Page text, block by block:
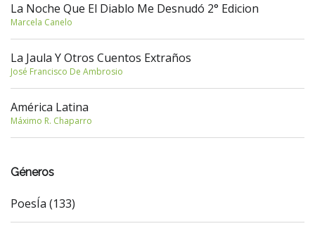
La Noche Que El Diablo Me Desnudó 2° Edicion
Marcela Canelo
La Jaula Y Otros Cuentos Extraños
José Francisco De Ambrosio
América Latina
Máximo R. Chaparro
Géneros
PoesÍa (133)